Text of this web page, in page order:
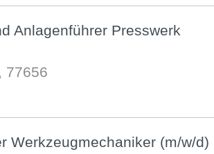
Anlagenführer Presswerk
77656
Werkzeugmechaniker (m/w/d)